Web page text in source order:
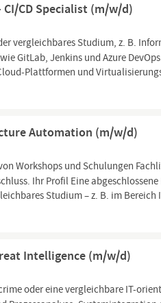
CD Specialist (m/w/d)
vergleichbares Studium, z. B.
GitLab, Jenkins und Azure
Plattformen und
Automation (m/w/d)
Workshops und Schulungen
Ihr Profil Eine
Studium – z. B. im
Intelligence (m/w/d)
oder eine vergleichbare IT-